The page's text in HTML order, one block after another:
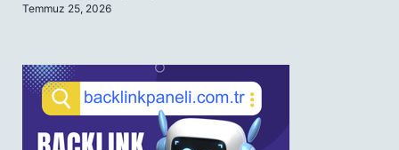
Temmuz 25, 2026